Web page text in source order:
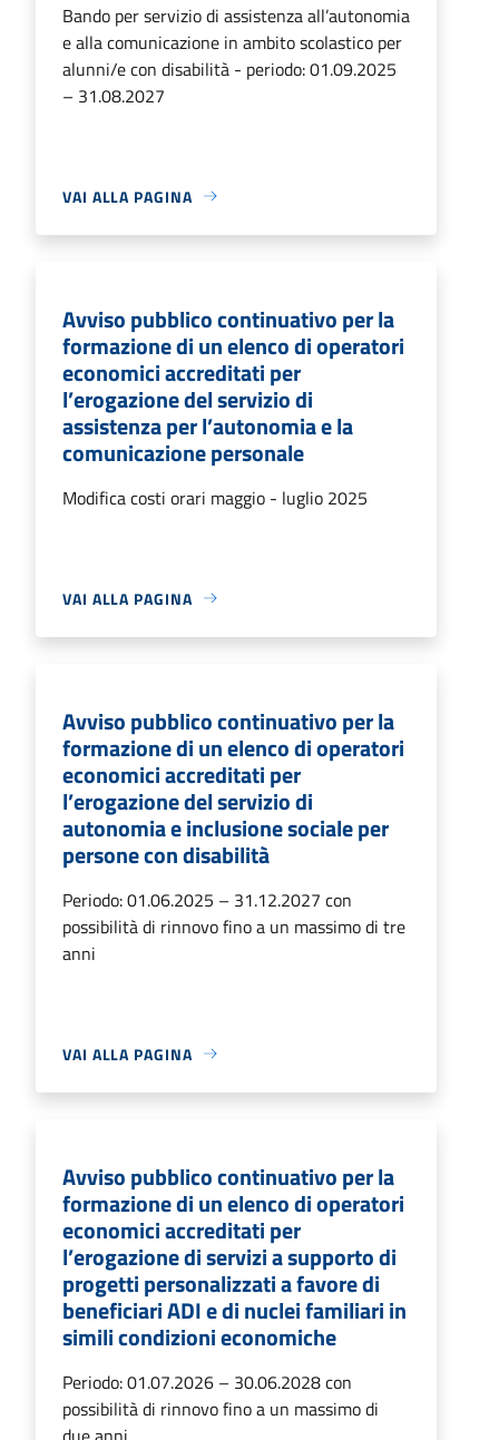
Bando per servizio di assistenza all’autonomia
e alla comunicazione in ambito scolastico per
alunni/e con disabilità - periodo: 01.09.2025
– 31.08.2027
VAI ALLA PAGINA
Avviso pubblico continuativo per la
formazione di un elenco di operatori
economici accreditati per
l’erogazione del servizio di
assistenza per l’autonomia e la
comunicazione personale
Modifica costi orari maggio - luglio 2025
VAI ALLA PAGINA
Avviso pubblico continuativo per la
formazione di un elenco di operatori
economici accreditati per
l’erogazione del servizio di
autonomia e inclusione sociale per
persone con disabilità
Periodo: 01.06.2025 – 31.12.2027 con
possibilità di rinnovo fino a un massimo di tre
anni
VAI ALLA PAGINA
Avviso pubblico continuativo per la
formazione di un elenco di operatori
economici accreditati per
l’erogazione di servizi a supporto di
progetti personalizzati a favore di
beneficiari ADI e di nuclei familiari in
simili condizioni economiche
Periodo: 01.07.2026 – 30.06.2028 con
possibilità di rinnovo fino a un massimo di